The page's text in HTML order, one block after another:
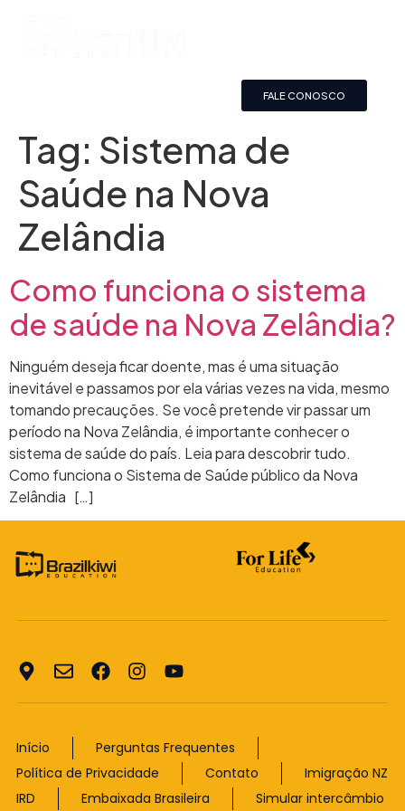
FALE CONOSCO
Tag: Sistema de
Saúde na Nova
Zelândia
Como funciona o sistema
de saúde na Nova Zelândia?
Ninguém deseja ficar doente, mas é uma situação
inevitável e passamos por ela várias vezes na vida, mesmo
tomando precauções. Se você pretende vir passar um
período na Nova Zelândia, é importante conhecer o
sistema de saúde do país. Leia para descobrir tudo.
Como funciona o Sistema de Saúde público da Nova
Zelândia […]
Início
Perguntas Frequentes
Política de Privacidade
Contato
Imigração NZ
IRD
Embaixada Brasileira Simular intercâmbio